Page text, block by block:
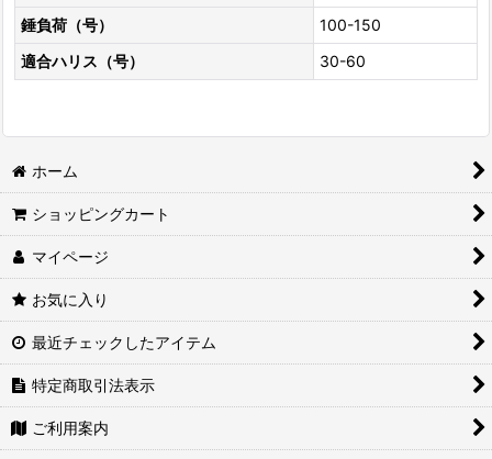
錘負荷（号）
100-150
適合ハリス（号）
30-60
ホーム
ショッピングカート
マイページ
お気に入り
最近チェックしたアイテム
特定商取引法表示
ご利用案内